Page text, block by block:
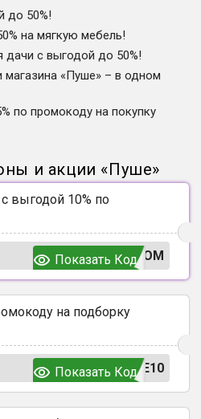
до 50%!
на мягкую мебель!
с выгодой до 50%!
магазина «Пуше» – в одном
по промокоду на покупку
и акции «Пуше»
выгодой 10% по
ROM
Показать Код
на подборку
E10
Показать Код